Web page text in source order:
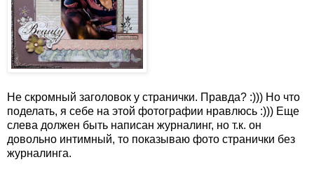
Не скромный заголовок у странички. Правда? :))) Но что
поделать, я себе на этой фотографии нравлюсь :))) Еще
слева должен быть написан журналинг, но т.к. он
довольно интимный, то показываю фото странички без
журналинга.